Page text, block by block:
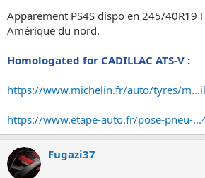
Apparement PS4S dispo en 245/40R19
Amérique du nord.
Homologated for CADILLAC ATS-V :
https://www.michelin.fr/auto/tyres/
https://www.etape-auto.fr/pose-pneu-
Fugazi37